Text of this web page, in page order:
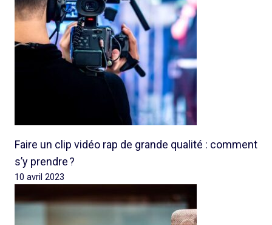
Faire un clip vidéo rap de grande qualité : comment
s’y prendre ?
10 avril 2023